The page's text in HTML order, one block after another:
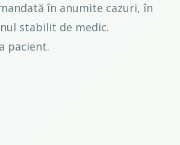
în anumite cazuri, în
stabilit de medic.
pacient.